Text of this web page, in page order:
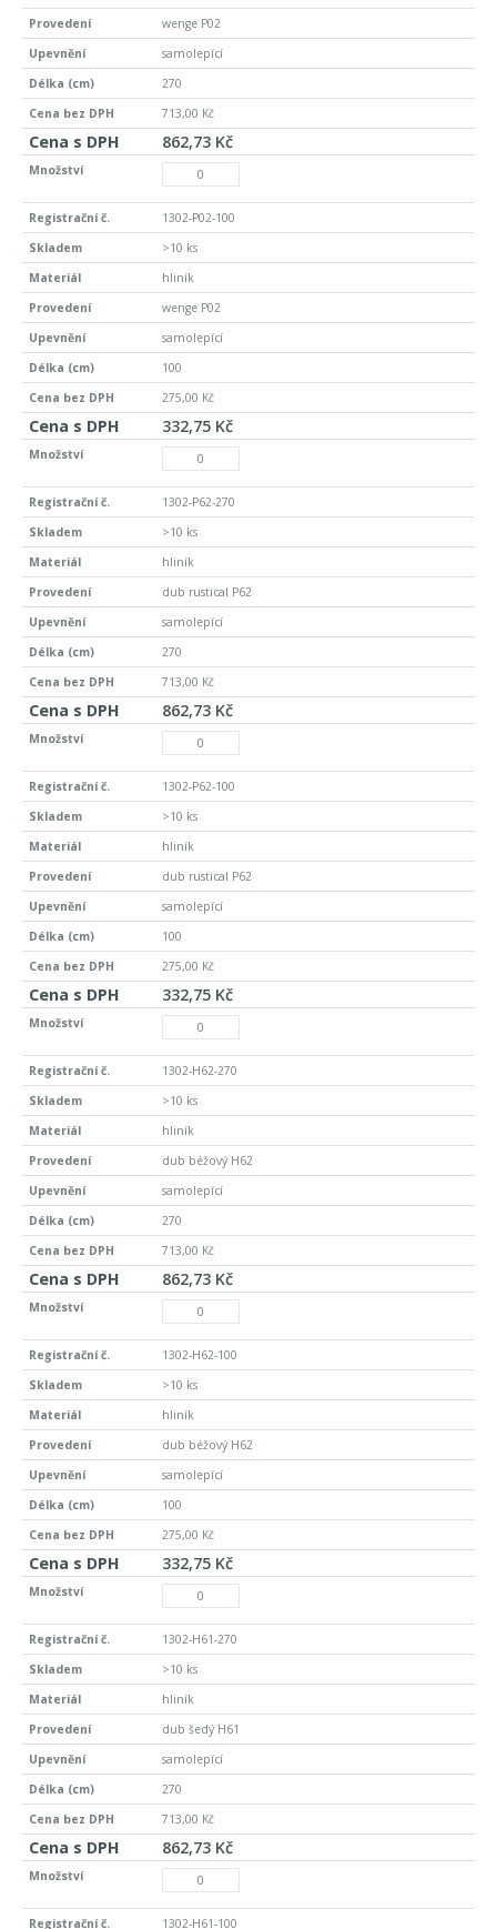
wenge P02
samolepící
270
713,00 Kč
862,73 Kč
1302-P02-100
>10 ks
hliník
wenge P02
samolepící
100
275,00 Kč
332,75 Kč
1302-P62-270
>10 ks
hliník
dub rustical P62
samolepící
270
713,00 Kč
862,73 Kč
1302-P62-100
>10 ks
hliník
dub rustical P62
samolepící
100
275,00 Kč
332,75 Kč
1302-H62-270
>10 ks
hliník
dub béžový H62
samolepící
270
713,00 Kč
862,73 Kč
1302-H62-100
>10 ks
hliník
dub béžový H62
samolepící
100
275,00 Kč
332,75 Kč
1302-H61-270
>10 ks
hliník
dub šedý H61
samolepící
270
713,00 Kč
862,73 Kč
1302-H61-100